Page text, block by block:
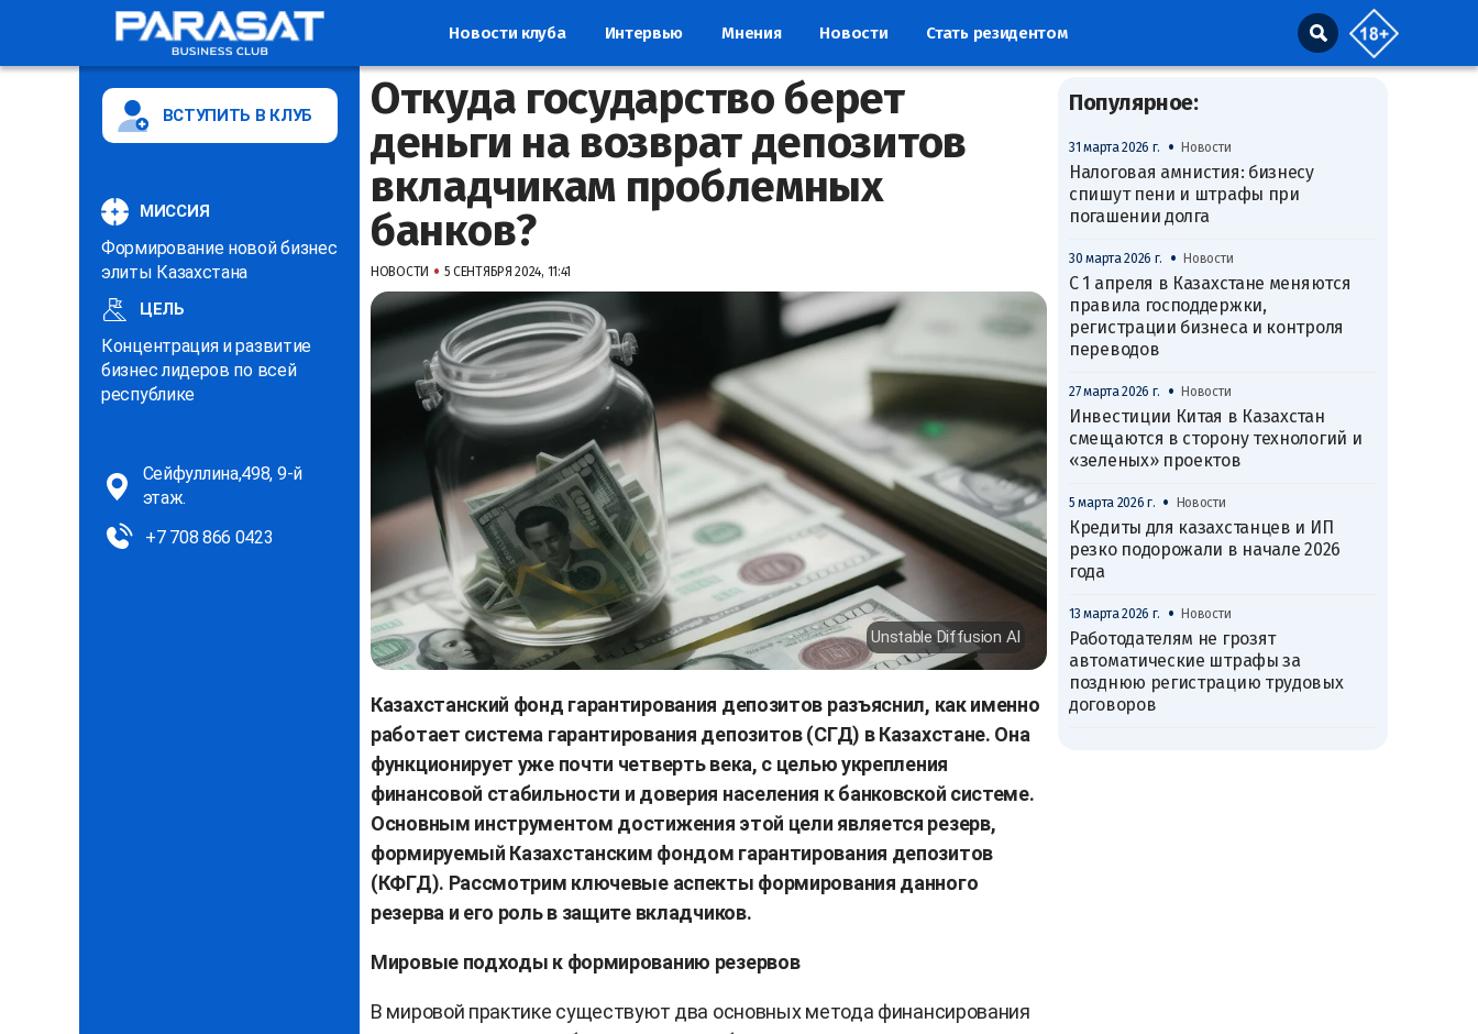
Новости клуба Интервью Мнения Новости Стать резидентом
ВСТУПИТЬ В КЛУБ
МИССИЯ
Формирование новой бизнес
элиты Казахстана
ЦЕЛЬ
Концентрация и развитие
бизнес лидеров по всей
республике
Сейфуллина,498, 9-й
этаж.
+7 708 866 0423
Откуда государство берет
деньги на возврат депозитов
вкладчикам проблемных
банков?
НОВОСТИ • 5 СЕНТЯБРЯ 2024, 11:41
Unstable Diffusion AI
Казахстанский фонд гарантирования депозитов разъяснил, как именно
работает система гарантирования депозитов (СГД) в Казахстане. Она
функционирует уже почти четверть века, с целью укрепления
финансовой стабильности и доверия населения к банковской системе.
Основным инструментом достижения этой цели является резерв,
формируемый Казахстанским фондом гарантирования депозитов
(КФГД). Рассмотрим ключевые аспекты формирования данного
резерва и его роль в защите вкладчиков.
Мировые подходы к формированию резервов
В мировой практике существуют два основных метода финансирования
Популярное:
31 марта 2026 г. • Новости
Налоговая амнистия: бизнесу
спишут пени и штрафы при
погашении долга
30 марта 2026 г. • Новости
С 1 апреля в Казахстане меняются
правила господдержки,
регистрации бизнеса и контроля
переводов
27 марта 2026 г. • Новости
Инвестиции Китая в Казахстан
смещаются в сторону технологий и
«зеленых» проектов
5 марта 2026 г. • Новости
Кредиты для казахстанцев и ИП
резко подорожали в начале 2026
года
13 марта 2026 г. • Новости
Работодателям не грозят
автоматические штрафы за
позднюю регистрацию трудовых
договоров